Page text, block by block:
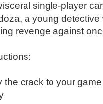
single-player
a young
revenge against
the crack to your game